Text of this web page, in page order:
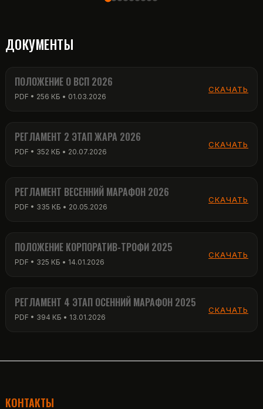
ДОКУМЕНТЫ
ПОЛОЖЕНИЕ О ВСП 2026
PDF • 256 КБ • 01.03.2026
СКАЧАТЬ
РЕГЛАМЕНТ 2 ЭТАП ЖАРА 2026
PDF • 352 КБ • 20.07.2026
СКАЧАТЬ
РЕГЛАМЕНТ ВЕСЕННИЙ МАРАФОН 2026
PDF • 335 КБ • 20.05.2026
СКАЧАТЬ
ПОЛОЖЕНИЕ КОРПОРАТИВ-ТРОФИ 2025
PDF • 325 КБ • 14.01.2026
СКАЧАТЬ
РЕГЛАМЕНТ 4 ЭТАП ОСЕННИЙ МАРАФОН 2025
PDF • 394 КБ • 13.01.2026
СКАЧАТЬ
КОНТАКТЫ